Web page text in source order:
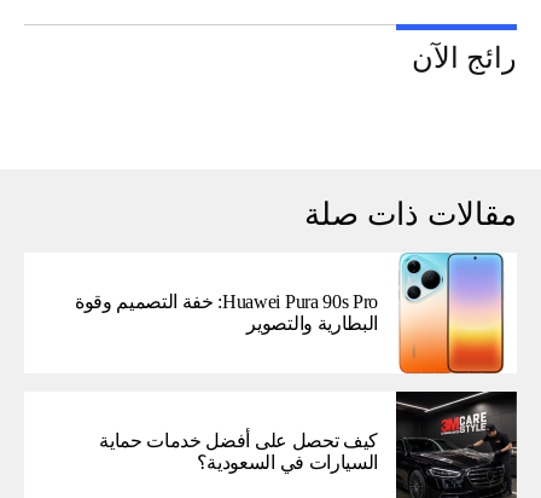
رائج الآن
مقالات ذات صلة
Huawei Pura 90s Pro: خفة التصميم وقوة
البطارية والتصوير
كيف تحصل على أفضل خدمات حماية
السيارات في السعودية؟